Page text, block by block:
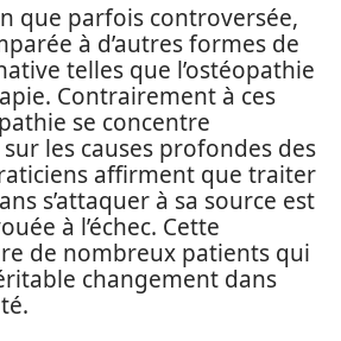
que parfois controversée,
à d’autres formes de
telles que l’ostéopathie
Contrairement à ces
se concentre
les causes profondes des
affirment que traiter
s’attaquer à sa source est
à l’échec. Cette
de nombreux patients qui
changement dans